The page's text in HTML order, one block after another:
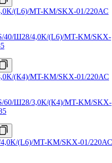
40/Ш28/4,0К/(L6)/MT-KM/SKX-
60/Ш28/3,0К/(К4)/MT-KM/SKX-